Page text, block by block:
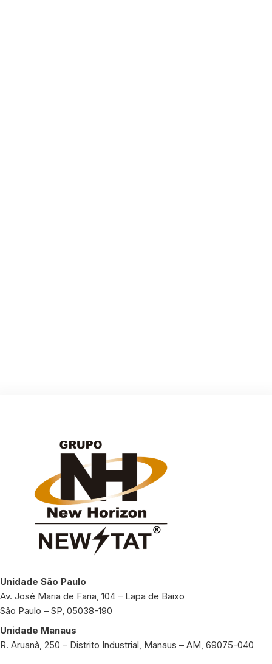
Unidade São Paulo
Av. José Maria de Faria, 104 – Lapa de Baixo
São Paulo – SP, 05038-190
Unidade Manaus
R. Aruanã, 250 – Distrito Industrial, Manaus – AM, 69075-040